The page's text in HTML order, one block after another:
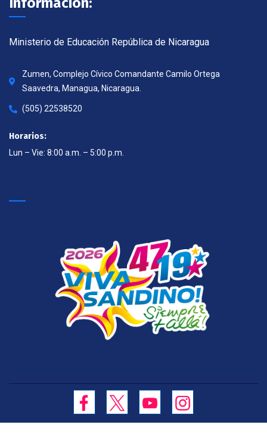
Ministerio de Educación República de Nicaragua
Zumen, Complejo Cívico Comandante Camilo Ortega
Saavedra, Managua, Nicaragua.
(505) 22538520
Horarios:
Lun – Vie: 8:00 a.m. – 5:00 p.m.